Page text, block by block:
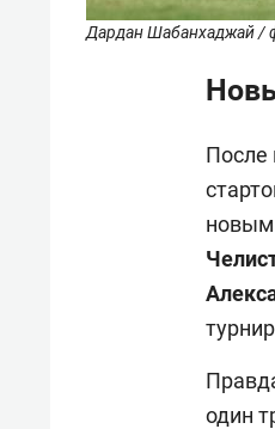
Дардан Шабанхаджай /
После
новым
один